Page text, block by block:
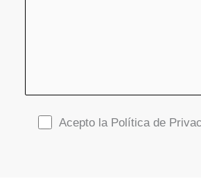
Acepto la Política de